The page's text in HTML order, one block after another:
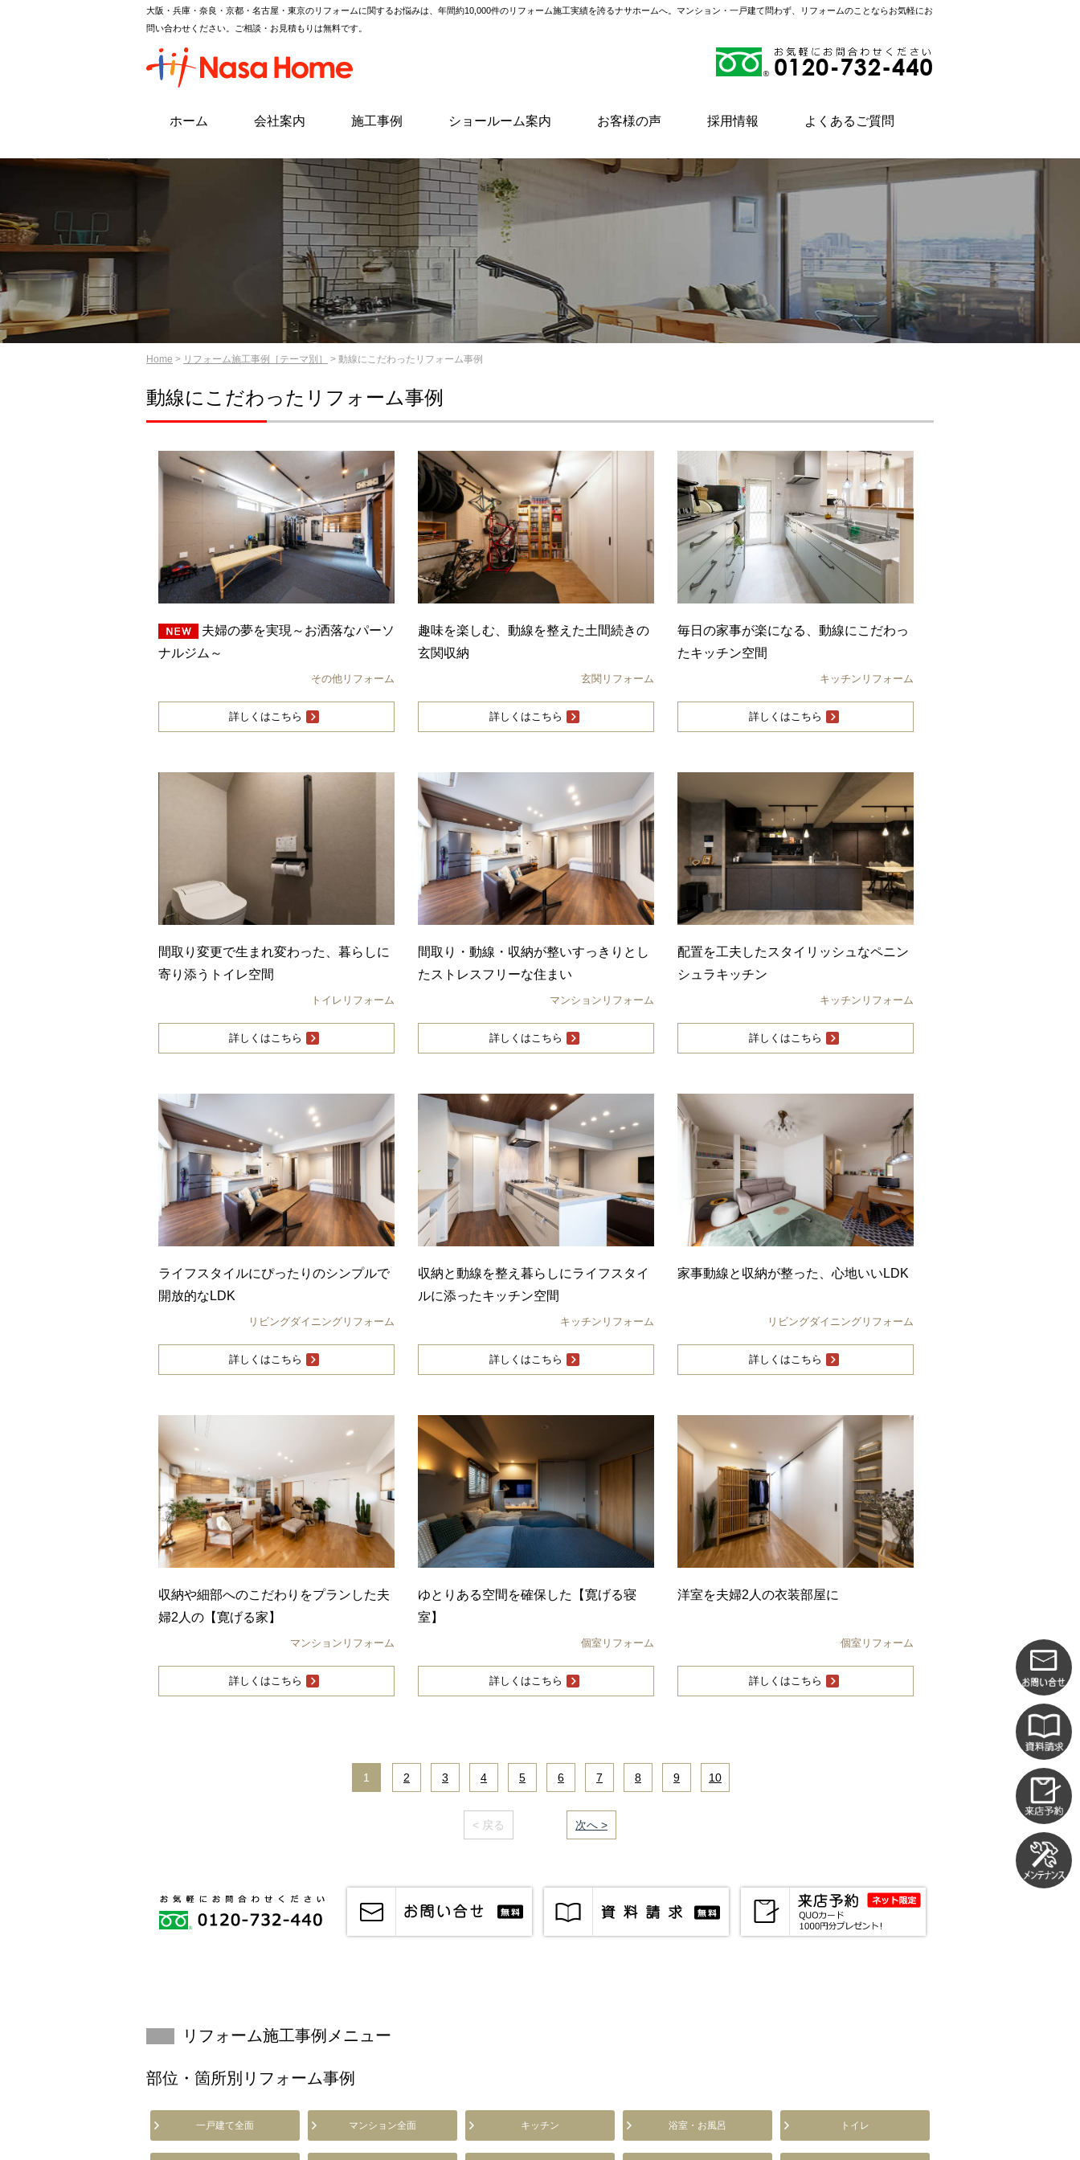
大阪・兵庫・奈良・京都・名古屋・東京のリフォームに関するお悩みは、年間約10,000件のリフォーム施工実績を誇るナサホームへ。マンション・一戸建て問わず、リフォームのことならお気軽にお
問い合わせください。ご相談・お見積もりは無料です。
ホーム 会社案内 施工事例 ショールーム案内 お客様の声 採用情報 よくあるご質問
Home > リフォーム施工事例［テーマ別］ > 動線にこだわったリフォーム事例
動線にこだわったリフォーム事例
夫婦の夢を実現～お洒落なパーソ
ナルジム～
その他リフォーム
詳しくはこちら
趣味を楽しむ、動線を整えた土間続きの
玄関収納
玄関リフォーム
詳しくはこちら
毎日の家事が楽になる、動線にこだわっ
たキッチン空間
キッチンリフォーム
詳しくはこちら
間取り変更で生まれ変わった、暮らしに
寄り添うトイレ空間
トイレリフォーム
詳しくはこちら
間取り・動線・収納が整いすっきりとし
たストレスフリーな住まい
マンションリフォーム
詳しくはこちら
配置を工夫したスタイリッシュなペニン
シュラキッチン
キッチンリフォーム
詳しくはこちら
ライフスタイルにぴったりのシンプルで
開放的なLDK
リビングダイニングリフォーム
詳しくはこちら
収納と動線を整え暮らしにライフスタイ
ルに添ったキッチン空間
キッチンリフォーム
詳しくはこちら
家事動線と収納が整った、心地いいLDK
リビングダイニングリフォーム
詳しくはこちら
収納や細部へのこだわりをプランした夫
婦2人の【寛げる家】
マンションリフォーム
詳しくはこちら
ゆとりある空間を確保した【寛げる寝
室】
個室リフォーム
詳しくはこちら
洋室を夫婦2人の衣装部屋に
個室リフォーム
詳しくはこちら
1 2 3 4 5 6 7 8 9 10
< 戻る 次へ >
リフォーム施工事例メニュー
部位・箇所別リフォーム事例
一戸建て全面 マンション全面 キッチン 浴室・お風呂 トイレ